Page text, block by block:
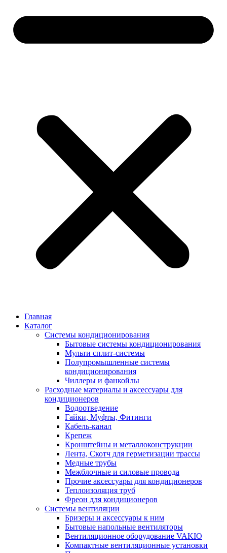
Главная
Каталог
Системы кондиционирования
Бытовые системы кондиционирования
Мульти сплит-системы
Полупромышленные системы
кондиционирования
Чиллеры и фанкойлы
Расходные материалы и аксессуары для
кондиционеров
Водоотведение
Гайки, Муфты, Фитинги
Кабель-канал
Крепеж
Кронштейны и металлоконструкции
Лента, Скотч для герметизации трассы
Медные трубы
Межблочные и силовые провода
Прочие аксессуары для кондиционеров
Теплоизоляция труб
Фреон для кондиционеров
Системы вентиляции
Бризеры и аксессуары к ним
Бытовые напольные вентиляторы
Вентиляционное оборудование VAKIO
Компактные вентиляционные установки